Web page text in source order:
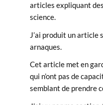
articles expliquant
science.
J’ai produit un article
arnaques.
Cet article met en
qui n’ont pas de
semblant de prendre